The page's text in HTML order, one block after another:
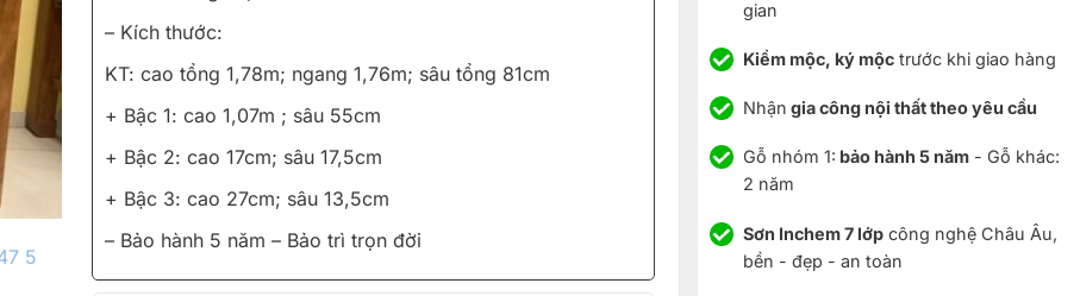
gian
Kiểm mộc, ký mộctrước khi giao hàng
Nhận gia công nội thất theo yêu cầu
Gỗ nhóm 1: bảo hành 5 năm- Gỗ khác:
2 năm
Sơn Inchem 7 lớpcông nghệ Châu Âu,
bền - đẹp - an toàn
– Kích thước:
KT: cao tổng 1,78m; ngang 1,76m; sâu tổng 81cm
+ Bậc 1: cao 1,07m ; sâu 55cm
+ Bậc 2: cao 17cm; sâu 17,5cm
+ Bậc 3: cao 27cm; sâu 13,5cm
– Bảo hành 5 năm – Bảo trì trọn đời